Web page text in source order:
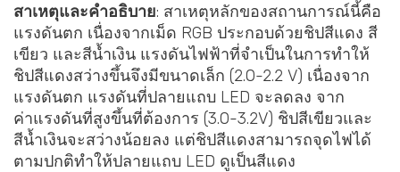
สาเหตุและคำอธิบาย: สาเหตุหลักของสถานการณ์นี้คือ
แรงดันตก เนื่องจากเม็ด RGB ประกอบด้วยชิปสีแดง สี
เขียว และสีน้ำเงิน แรงดันไฟฟ้าที่จำเป็นในการทำให้
ชิปสีแดงสว่างขึ้นจึงมีขนาดเล็ก (2.0-2.2 V) เนื่องจาก
แรงดันตก แรงดันที่ปลายแถบ LED จะลดลง จาก
ค่าแรงดันที่สูงขึ้นที่ต้องการ (3.0-3.2V) ชิปสีเขียวและ
สีน้ำเงินจะสว่างน้อยลง แต่ชิปสีแดงสามารถจุดไฟได้
ตามปกติทำให้ปลายแถบ LED ดูเป็นสีแดง